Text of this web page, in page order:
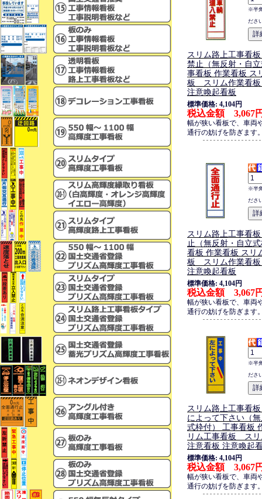
※半
ださ
スリム路上工事看
禁止（無反射・自
事看板 作業看板 ス
板 スリム作業看板
注意喚起看板
標準価格: 4,104円
税込金額 3,067
幅が狭い看板で、車両
通行の妨げを防ぎます
※半
ださ
スリム路上工事看
止（無反射・自立
看板 作業看板 スリ
板 スリム作業看板
注意喚起看板
標準価格: 4,104円
税込金額 3,067
幅が狭い看板で、車両
通行の妨げを防ぎます
※半
ださ
スリム路上工事看
によって下さい（
式枠付） 工事看板
リム工事看板 スリ
注意看板 注意喚起
標準価格: 4,104円
税込金額 3,067
幅が狭い看板で、車両
通行の妨げを防ぎます